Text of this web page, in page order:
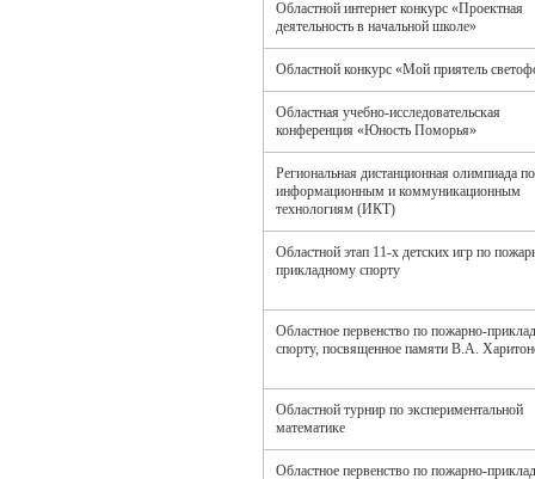
Областной интернет конкурс «Проектная
деятельность в начальной школе»
Областной конкурс «Мой приятель
Областная учебно-исследовательская
конференция «Юность Поморья»
Региональная дистанционная олимпиада по
информационным и коммуникационным
технологиям (ИКТ)
Областной этап 11-x детских игр по
прикладному спорту
Областное первенство по пожарно-
спорту, посвященное памяти В.А.
Областной турнир по экспериментальной
математике
Областное первенство по пожарно-